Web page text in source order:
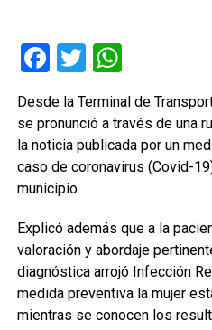
Facebook
Twitter
Desde la Terminal de
se pronunció a través de una
la noticia publicada por un
caso de coronavirus (Covid-
municipio.
Explicó además que a la
valoración y abordaje
diagnóstica arrojó Infección
medida preventiva la mujer
mientras se conocen los